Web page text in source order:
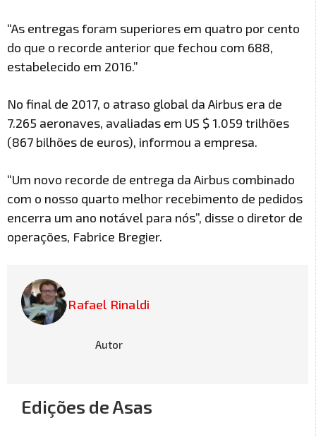
“As entregas foram superiores em quatro por cento
do que o recorde anterior que fechou com 688,
estabelecido em 2016.”
No final de 2017, o atraso global da Airbus era de
7.265 aeronaves, avaliadas em US $ 1.059 trilhões
(867 bilhões de euros), informou a empresa.
“Um novo recorde de entrega da Airbus combinado
com o nosso quarto melhor recebimento de pedidos
encerra um ano notável para nós”, disse o diretor de
operações, Fabrice Bregier.
Rafael Rinaldi
Autor
Edições de Asas